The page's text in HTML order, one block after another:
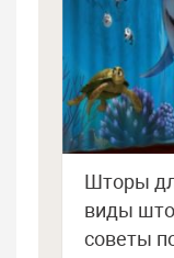
Шторы
виды
советы